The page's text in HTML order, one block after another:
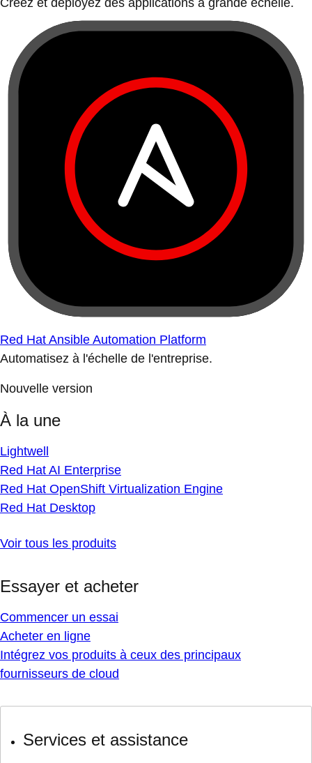
Créez et déployez des applications à grande échelle.
Red Hat Ansible Automation Platform
Automatisez à l'échelle de l'entreprise.
Nouvelle version
À la une
Lightwell
Red Hat AI Enterprise
Red Hat OpenShift Virtualization Engine
Red Hat Desktop
Voir tous les produits
Essayer et acheter
Commencer un essai
Acheter en ligne
Intégrez vos produits à ceux des principaux
fournisseurs de cloud
Services et assistance